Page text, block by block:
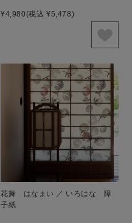
¥4,980(税込 ¥5,478)
花舞 はなまい ／ いろはな 障
子紙